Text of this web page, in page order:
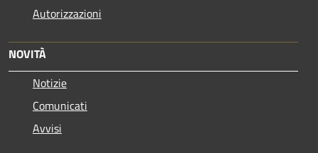
Autorizzazioni
NOVITÀ
Notizie
Comunicati
Avvisi